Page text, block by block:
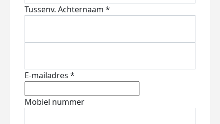
Tussenv. Achternaam *
E-mailadres *
Mobiel nummer